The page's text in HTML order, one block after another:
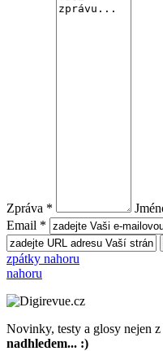
Zpráva *
Email *
zpátky nahoru
nahoru
Novinky, testy a glosy nejen
nadhledem... :)